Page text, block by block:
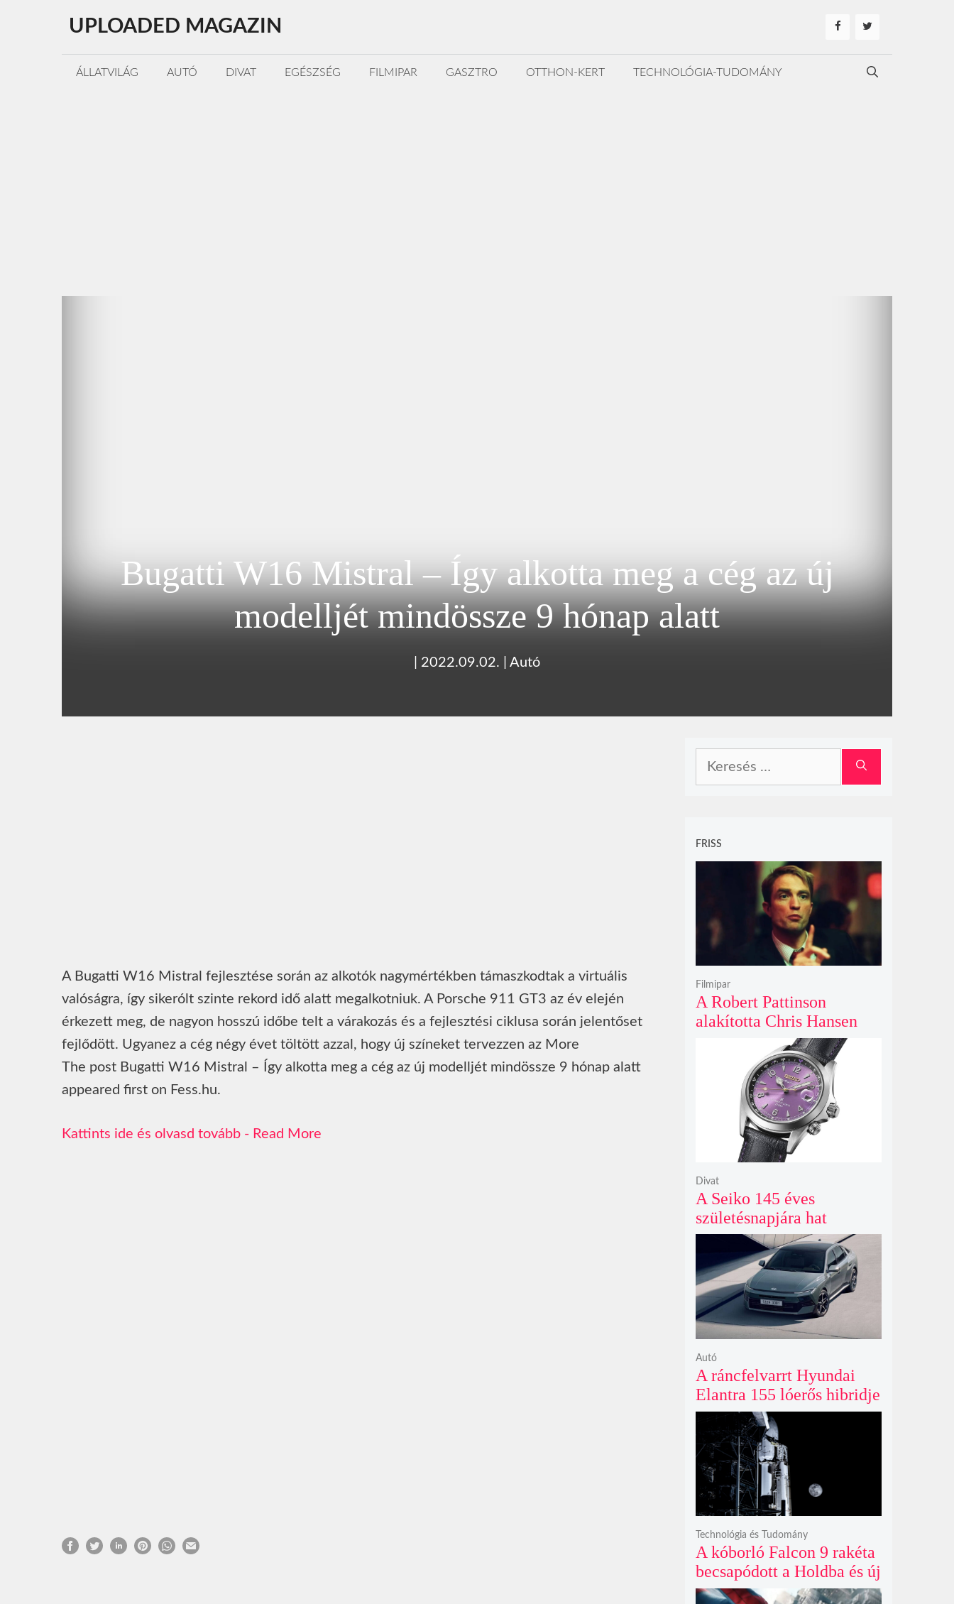
tartalomba
UPLOADED MAGAZIN
ÁLLATVILÁG AUTÓ DIVAT EGÉSZSÉG FILMIPAR GASZTRO OTTHON-KERT TECHNOLÓGIA-TUDOMÁNY
Bugatti W16 Mistral – Így alkotta meg a cég az új
modelljét mindössze 9 hónap alatt
2022.09.02. Autó
A Bugatti W16 Mistral fejlesztése során az alkotók nagymértékben támaszkodtak a virtuális
valóságra, így sikerólt szinte rekord idő alatt megalkotniuk. A Porsche 911 GT3 az év elején
érkezett meg, de nagyon hosszú időbe telt a várakozás és a fejlesztési ciklusa során jelentőset
fejlődött. Ugyanez a cég négy évet töltött azzal, hogy új színeket tervezzen az More
The post Bugatti W16 Mistral – Így alkotta meg a cég az új modelljét mindössze 9 hónap alatt
appeared first on Fess.hu.
Read More
FRISS
A Robert Pattinson
alakította Chris Hansen
sötét vadászatra indul a
Primetime előzetesében
Filmipar
A Seiko 145 éves
születésnapjára hat
limitált kiadású Edo-lila
számlapos modellt hozott
ki
Divat
A ráncfelvarrt Hyundai
Elantra 155 lóerős hibridje
és prémium utastere
komoly belsőtéri ugrást
hoz
Autó
A kóborló Falcon 9 rakéta
becsapódott a Holdba és új
krátert hagyott maga után
Technológia és Tudomány